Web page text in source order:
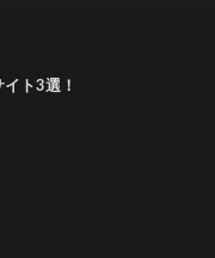
ト3選！